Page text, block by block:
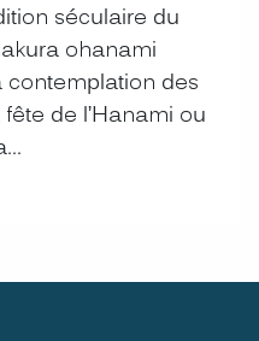
séculaire du
ohanami
contemplation des
de l’Hanami ou